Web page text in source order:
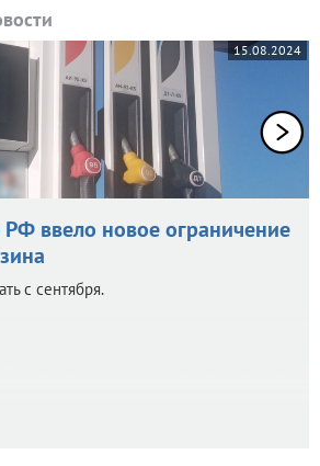
15.08.2024
РФ ввело новое ограничение
с сентября.